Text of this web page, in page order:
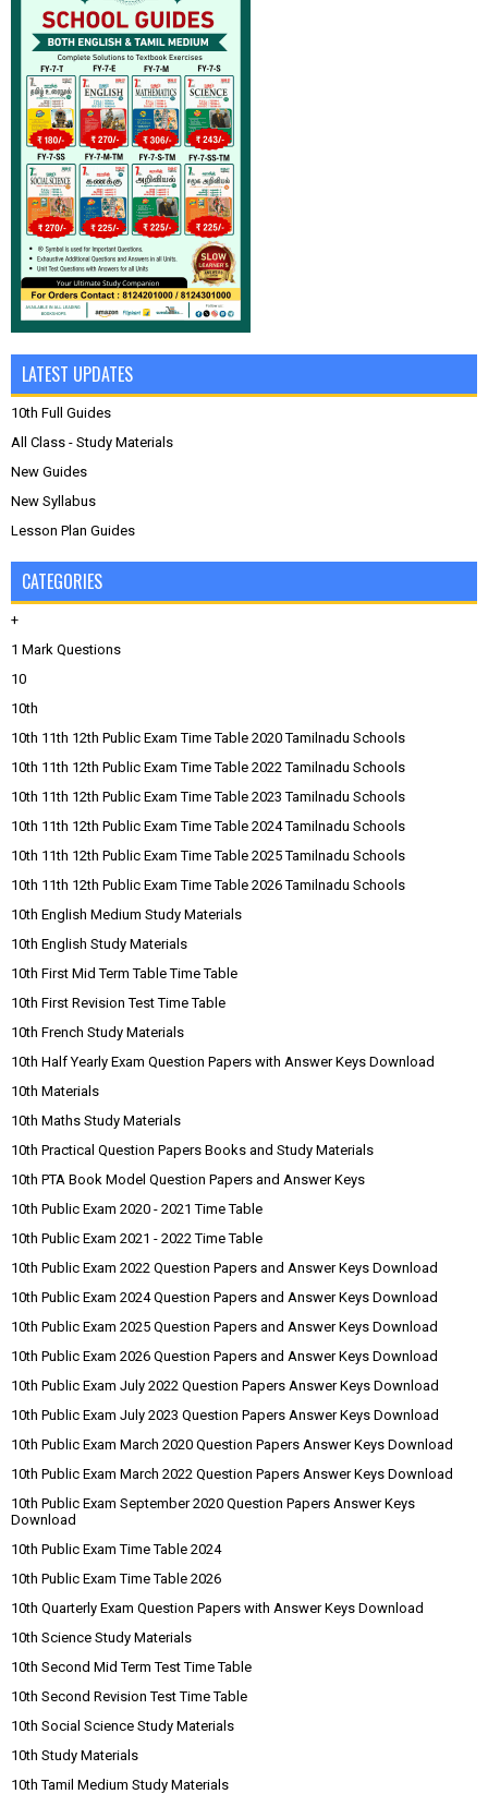
LATEST UPDATES
10th Full Guides
All Class - Study Materials
New Guides
New Syllabus
Lesson Plan Guides
CATEGORIES
+
1 Mark Questions
10
10th
10th 11th 12th Public Exam Time Table 2020 Tamilnadu Schools
10th 11th 12th Public Exam Time Table 2022 Tamilnadu Schools
10th 11th 12th Public Exam Time Table 2023 Tamilnadu Schools
10th 11th 12th Public Exam Time Table 2024 Tamilnadu Schools
10th 11th 12th Public Exam Time Table 2025 Tamilnadu Schools
10th 11th 12th Public Exam Time Table 2026 Tamilnadu Schools
10th English Medium Study Materials
10th English Study Materials
10th First Mid Term Table Time Table
10th First Revision Test Time Table
10th French Study Materials
10th Half Yearly Exam Question Papers with Answer Keys Download
10th Materials
10th Maths Study Materials
10th Practical Question Papers Books and Study Materials
10th PTA Book Model Question Papers and Answer Keys
10th Public Exam 2020 - 2021 Time Table
10th Public Exam 2021 - 2022 Time Table
10th Public Exam 2022 Question Papers and Answer Keys Download
10th Public Exam 2024 Question Papers and Answer Keys Download
10th Public Exam 2025 Question Papers and Answer Keys Download
10th Public Exam 2026 Question Papers and Answer Keys Download
10th Public Exam July 2022 Question Papers Answer Keys Download
10th Public Exam July 2023 Question Papers Answer Keys Download
10th Public Exam March 2020 Question Papers Answer Keys Download
10th Public Exam March 2022 Question Papers Answer Keys Download
10th Public Exam September 2020 Question Papers Answer Keys
Download
10th Public Exam Time Table 2024
10th Public Exam Time Table 2026
10th Quarterly Exam Question Papers with Answer Keys Download
10th Science Study Materials
10th Second Mid Term Test Time Table
10th Second Revision Test Time Table
10th Social Science Study Materials
10th Study Materials
10th Tamil Medium Study Materials